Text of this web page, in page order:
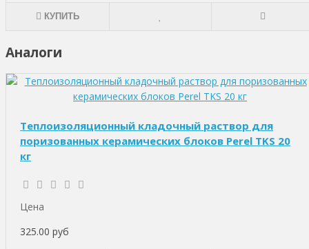
КУПИТЬ
Аналоги
Теплоизоляционный кладочный раствор для
поризованных керамических блоков Perel TKS 20
кг
Цена
325.00 руб